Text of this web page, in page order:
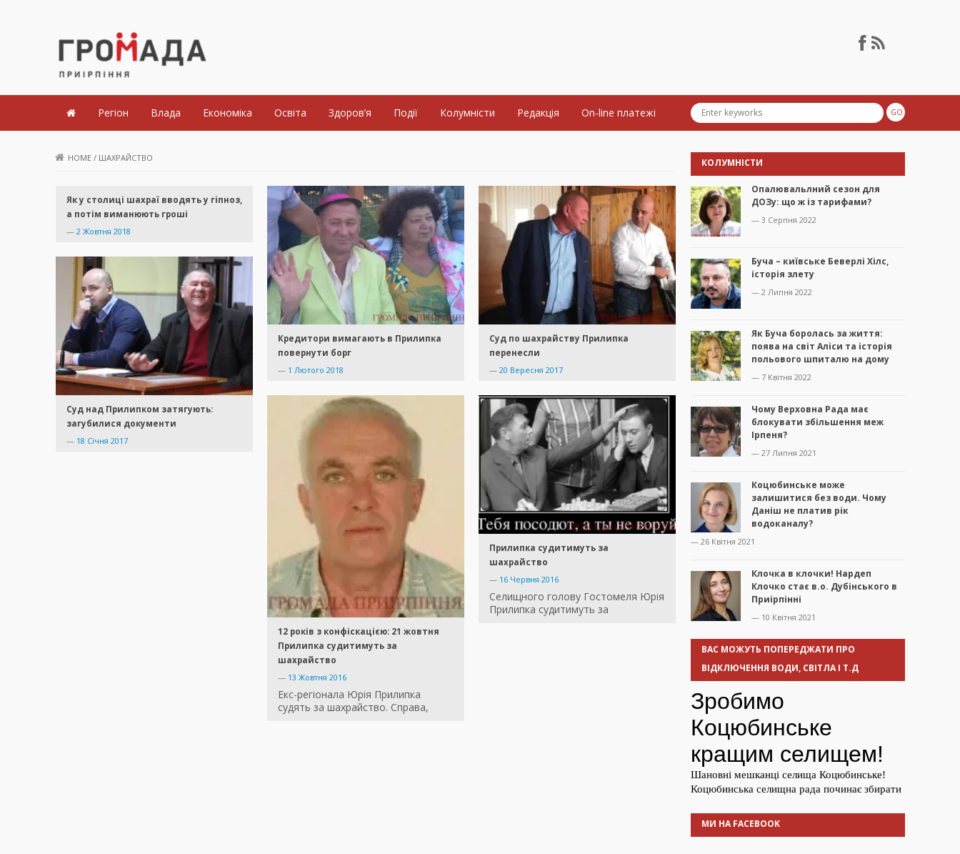
Громада Приірпіння
Регіон Влада Економіка Освіта Здоров’я Події Колумністи Редакція On-line платежі
HOME / ШАХРАЙСТВО
Як у столиці шахраї вводять у гіпноз,
а потім виманюють гроші
— 2 Жовтня 2018
Кредитори вимагають в Прилипка
повернути борг
— 1 Лютого 2018
Суд по шахрайству Прилипка
перенесли
— 20 Вересня 2017
Суд над Прилипком затягують:
загубилися документи
— 18 Січня 2017
12 років з конфіскацією: 21 жовтня
Прилипка судитимуть за
шахрайство
— 13 Жовтня 2016
Екс-регіонала Юрія Прилипка
судять за шахрайство. Справа,
Прилипка судитимуть за
шахрайство
— 16 Червня 2016
Селищного голову Гостомеля Юрія
Прилипка судитимуть за
КОЛУМНІСТИ
Опалювальлний сезон для
ДОЗу: що ж із тарифами?
— 3 Серпня 2022
Буча – київське Беверлі Хілс,
історія злету
— 2 Липня 2022
Як Буча боролась за життя:
поява на світ Аліси та історія
польового шпиталю на дому
— 7 Квітня 2022
Чому Верховна Рада має
блокувати збільшення меж
Ірпеня?
— 27 Липня 2021
Коцюбинське може
залишитися без води. Чому
Даніш не платив рік
водоканалу?
— 26 Квітня 2021
Клочка в клочки! Нардеп
Клочко стає в.о. Дубінського в
Приірпінні
— 10 Квітня 2021
ВАС МОЖУТЬ ПОПЕРЕДЖАТИ ПРО
ВІДКЛЮЧЕННЯ ВОДИ, СВІТЛА І Т.Д
МИ НА FACEBOOK